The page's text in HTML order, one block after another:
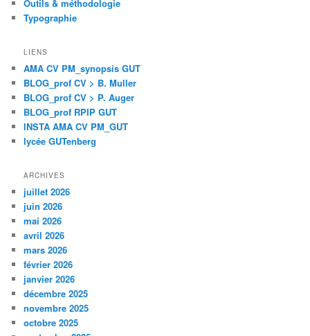
Outils & méthodologie
Typographie
LIENS
AMA CV PM_synopsis GUT
BLOG_prof CV > B. Muller
BLOG_prof CV > P. Auger
BLOG_prof RPIP GUT
INSTA AMA CV PM_GUT
lycée GUTenberg
ARCHIVES
juillet 2026
juin 2026
mai 2026
avril 2026
mars 2026
février 2026
janvier 2026
décembre 2025
novembre 2025
octobre 2025